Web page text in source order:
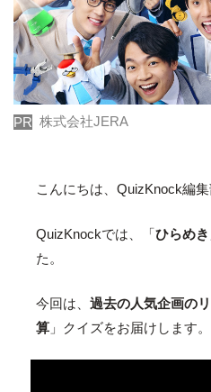
PR 株式会社JERA
こんにちは、QuizKnock編集
QuizKnockでは、「ひらめき
た。
今回は、過去の人気企画のリ
算 」クイズをお届けします。